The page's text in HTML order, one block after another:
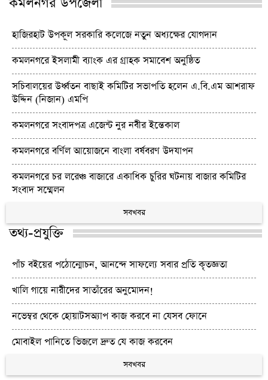
কমলনগর উপজেলা
হাজিরহাট উপকূল সরকারি কলেজে নতুন অধ্যক্ষের যোগদান
কমলনগরে ইসলামী ব্যাংক এর গ্রাহক সমাবেশ অনুষ্ঠিত
সচিবালয়ের উর্ধ্বতন বাছাই কমিটির সভাপতি হলেন এ.বি.এম আশরাফ
উদ্দিন (নিজান) এমপি
কমলনগরে সংবাদপত্র এজেন্ট নুর নবীর ইন্তেকাল
কমলনগরে বর্ণিল আয়োজনে বাংলা বর্ষবরণ উদযাপন
কমলনগরে চর লরেঞ্চ বাজারে একাধিক চুরির ঘটনায় বাজার কমিটির
সংবাদ সম্মেলন
সবখবর
তথ্য-প্রযুক্তি
পাঁচ বইয়ের পঠোন্মোচন, আনন্দে সাফল্যে সবার প্রতি কৃতজ্ঞতা
খালি গায়ে নারীদের সাতাঁরের অনুমোদন!
নভেম্বর থেকে হোয়াটসঅ্যাপ কাজ করবে না যেসব ফোনে
মোবাইল পানিতে ভিজলে দ্রুত যে কাজ করবেন
সবখবর